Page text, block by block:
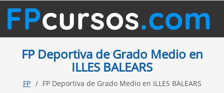
FP Deportiva de Grado Medio en
ILLES BALEARS
FP FP Deportiva de Grado Medio en ILLES BALEARS